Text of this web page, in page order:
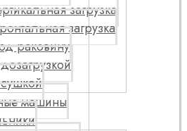
загрузка
загрузка
раковину
машины